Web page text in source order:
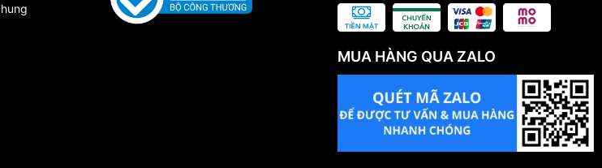
MUA HÀNG QUA ZALO